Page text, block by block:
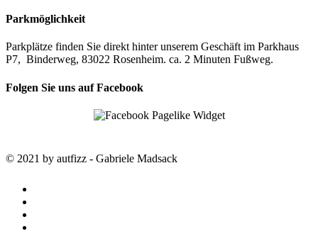
Parkmöglichkeit
Parkplätze finden Sie direkt hinter unserem Geschäft im Parkhaus
P7, Binderweg, 83022 Rosenheim. ca. 2 Minuten Fußweg.
Folgen Sie uns auf Facebook
© 2021 by autfizz - Gabriele Madsack